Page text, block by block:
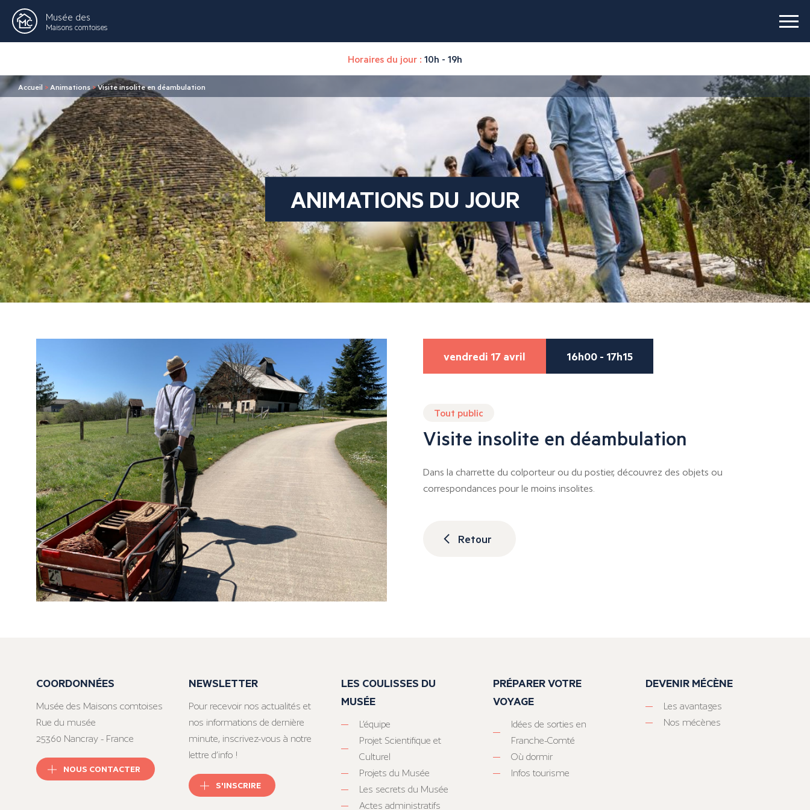
Musée des
Maisons comtoises
Horaires du jour : 10h - 19h
Accueil > Animations>Visite insolite en déambulation
ANIMATIONS DU JOUR
vendredi 17 avril 16h00 - 17h15
Tout public
Visite insolite en déambulation
Dans la charrette du colporteur ou du postier, découvrez des objets ou
correspondances pour le moins insolites.
Retour
COORDONNÉES
Musée des Maisons comtoises
Rue du musée
25360 Nancray - France
NOUS CONTACTER
NEWSLETTER
Pour recevoir nos actualités et
nos informations de dernière
minute, inscrivez-vous à notre
lettre d’info !
S'INSCRIRE
LES COULISSES DU
MUSÉE
L’équipe
Projet Scientifique et
Culturel
Projets du Musée
Les secrets du Musée
Actes administratifs
PRÉPARER VOTRE
VOYAGE
Idées de sorties en
Franche-Comté
Où dormir
Infos tourisme
DEVENIR MÉCÈNE
Les avantages
Nos mécènes